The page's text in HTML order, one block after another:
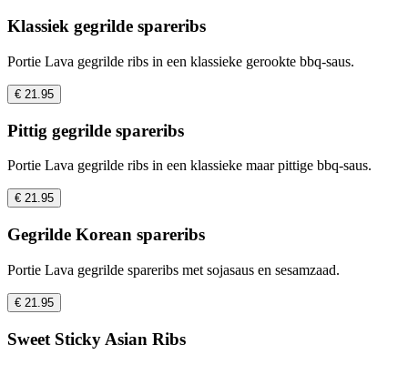
Klassiek gegrilde spareribs
Portie Lava gegrilde ribs in een klassieke gerookte bbq-saus.
€ 21.95
Pittig gegrilde spareribs
Portie Lava gegrilde ribs in een klassieke maar pittige bbq-saus.
€ 21.95
Gegrilde Korean spareribs
Portie Lava gegrilde spareribs met sojasaus en sesamzaad.
€ 21.95
Sweet Sticky Asian Ribs